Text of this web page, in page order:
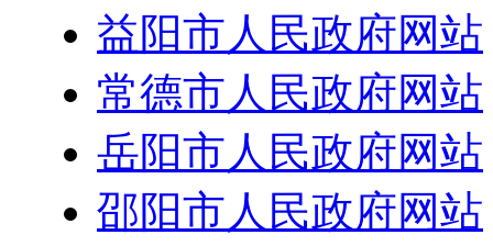
益阳市人民政府网站
常德市人民政府网站
岳阳市人民政府网站
邵阳市人民政府网站